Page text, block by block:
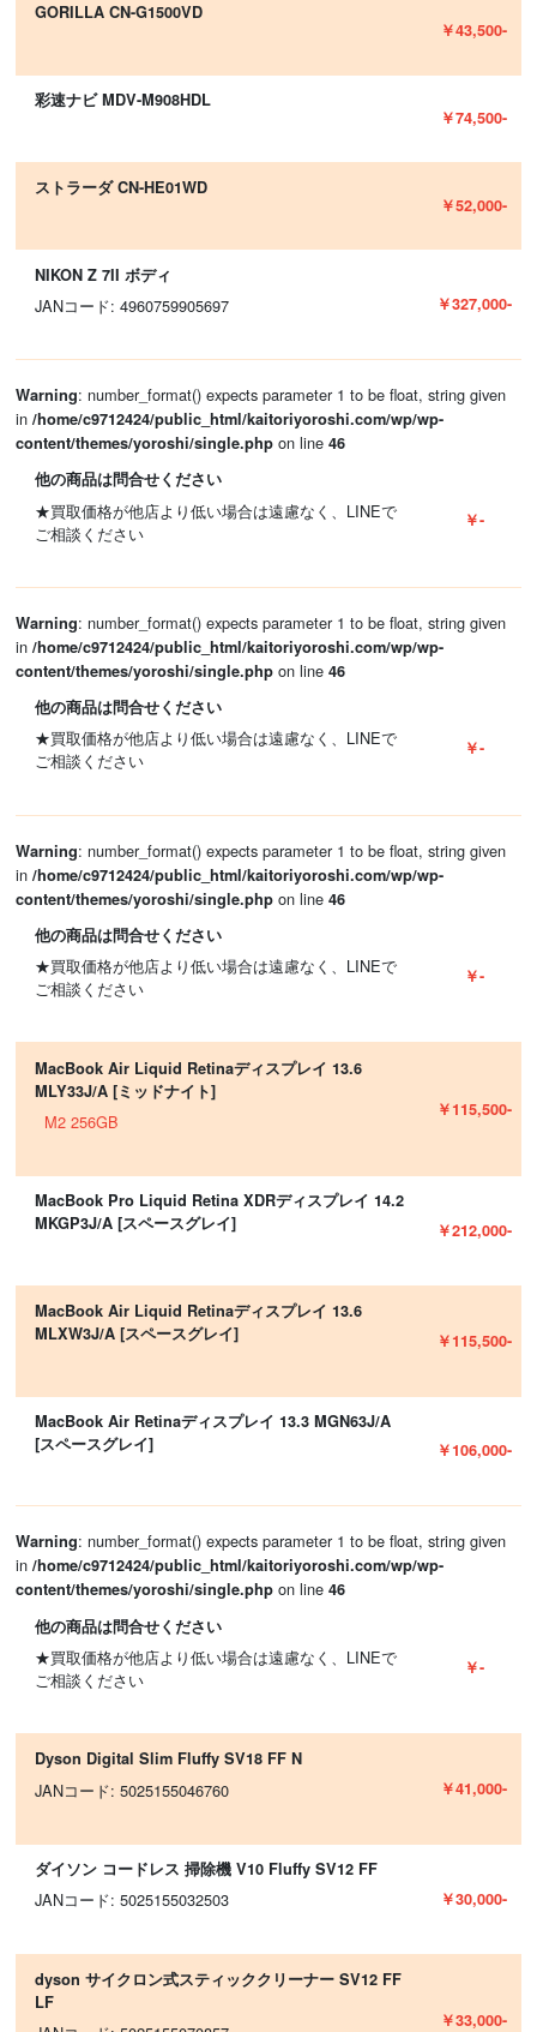
GORILLA CN-G1500VD
￥43,500-
彩速ナビ MDV-M908HDL
￥74,500-
ストラーダ CN-HE01WD
￥52,000-
NIKON Z 7II ボディ
JANコード: 4960759905697 ￥327,000-
Warning: number_format() expects parameter 1 to be float, string given
in /home/c9712424/public_html/kaitoriyoroshi.com/wp/wp-
content/themes/yoroshi/single.phpon line 46
他の商品は問合せください
★買取価格が他店より低い場合は遠慮なく、LINEで
ご相談ください
￥-
Warning: number_format() expects parameter 1 to be float, string given
in /home/c9712424/public_html/kaitoriyoroshi.com/wp/wp-
content/themes/yoroshi/single.phpon line 46
他の商品は問合せください
★買取価格が他店より低い場合は遠慮なく、LINEで
ご相談ください
￥-
Warning: number_format() expects parameter 1 to be float, string given
in /home/c9712424/public_html/kaitoriyoroshi.com/wp/wp-
content/themes/yoroshi/single.phpon line 46
他の商品は問合せください
★買取価格が他店より低い場合は遠慮なく、LINEで
ご相談ください
￥-
MacBook Air Liquid Retinaディスプレイ 13.6
MLY33J/A [ミッドナイト]
M2 256GB
￥115,500-
MacBook Pro Liquid Retina XDRディスプレイ 14.2
MKGP3J/A [スペースグレイ]
￥212,000-
MacBook Air Liquid Retinaディスプレイ 13.6
MLXW3J/A [スペースグレイ]
￥115,500-
MacBook Air Retinaディスプレイ 13.3 MGN63J/A
[スペースグレイ]
￥106,000-
Warning: number_format() expects parameter 1 to be float, string given
in /home/c9712424/public_html/kaitoriyoroshi.com/wp/wp-
content/themes/yoroshi/single.phpon line 46
他の商品は問合せください
★買取価格が他店より低い場合は遠慮なく、LINEで
ご相談ください
￥-
Dyson Digital Slim Fluffy SV18 FF N
JANコード: 5025155046760 ￥41,000-
ダイソン コードレス 掃除機 V10 Fluffy SV12 FF
JANコード: 5025155032503 ￥30,000-
dyson サイクロン式スティッククリーナー SV12 FF
LF
￥33,000-